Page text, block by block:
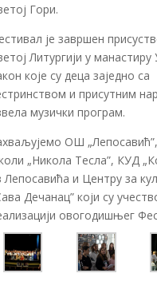
Гори.
је завршен
Литургији у манастиру
које су деца заједно са
и присутним
музички програм.
ОШ
„Никола Тесла”, КУД
Лепосавића и Центру за
Дечанац” који су
овогодишњег